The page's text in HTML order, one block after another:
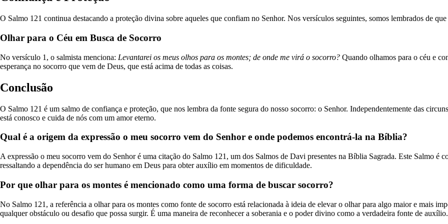
O Salmo 121 continua destacando a proteção divina sobre aqueles que confiam no Senhor. Nos versículos seguintes, somos lembrados de
Olhar para o Céu em Busca de Socorro
No versículo 1, o salmista menciona: Levantarei os meus olhos para os montes; de onde me virá o socorro? Quando olhamos para o céu e
esperança no socorro que vem de Deus, que está acima de todas as coisas.
Conclusão
O Salmo 121 é um salmo de confiança e proteção, que nos lembra da fonte segura do nosso socorro: o Senhor. Independentemente das
está conosco e cuida de nós com um amor eterno.
Qual é a origem da expressão o meu socorro vem do Senhor e onde podemos encontrá-la na Bíblia?
A expressão o meu socorro vem do Senhor é uma citação do Salmo 121, um dos Salmos de Davi presentes na Bíblia Sagrada. Este Salmo é
ressaltando a dependência do ser humano em Deus para obter auxílio em momentos de dificuldade.
Por que olhar para os montes é mencionado como uma forma de buscar socorro?
No Salmo 121, a referência a olhar para os montes como fonte de socorro está relacionada à ideia de elevar o olhar para algo maior e mais
qualquer obstáculo ou desafio que possa surgir. É uma maneira de reconhecer a soberania e o poder divino como a verdadeira fonte de auxílio.